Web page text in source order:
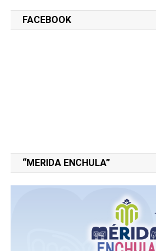
FACEBOOK
“MERIDA ENCHULA”